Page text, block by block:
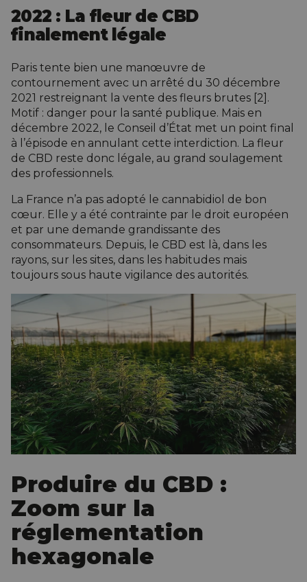
2022 : La fleur de CBD
finalement légale
Paris tente bien une manœuvre de
contournement avec un arrêté du 30 décembre
2021 restreignant la vente des fleurs brutes [2].
Motif : danger pour la santé publique. Mais en
décembre 2022, le Conseil d’État met un point final
à l’épisode en annulant cette interdiction. La fleur
de CBD reste donc légale, au grand soulagement
des professionnels.
La France n’a pas adopté le cannabidiol de bon
cœur. Elle y a été contrainte par le droit européen
et par une demande grandissante des
consommateurs. Depuis, le CBD est là, dans les
rayons, sur les sites, dans les habitudes mais
toujours sous haute vigilance des autorités.
Produire du CBD :
Zoom sur la
réglementation
hexagonale